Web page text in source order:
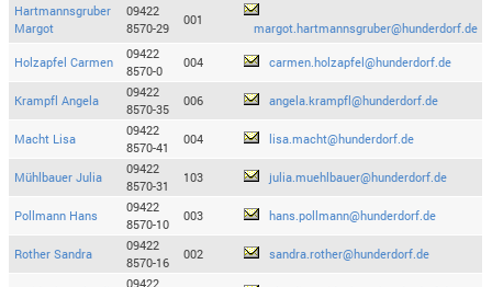
Hartmannsgruber
Margot
09422
8570-29
001
margot.hartmannsgruber@hunderdorf.de
Holzapfel Carmen
09422
8570-0
004 carmen.holzapfel@hunderdorf.de
Krampfl Angela
09422
8570-35
006 angela.krampfl@hunderdorf.de
Macht Lisa
09422
8570-41
004 lisa.macht@hunderdorf.de
Mühlbauer Julia
09422
8570-31
103 julia.muehlbauer@hunderdorf.de
Pollmann Hans
09422
8570-10
003 hans.pollmann@hunderdorf.de
Rother Sandra
09422
8570-16
002 sandra.rother@hunderdorf.de
09422